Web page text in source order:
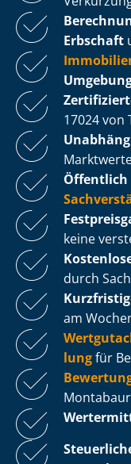
Erbschaft
17024 von
Öffentlich
keine
durch
am
lungfür
Montabaur